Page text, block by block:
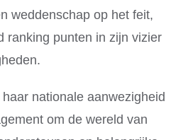
weddenschap op het feit,
ranking punten in zijn vizier
nationale aanwezigheid
om de wereld van